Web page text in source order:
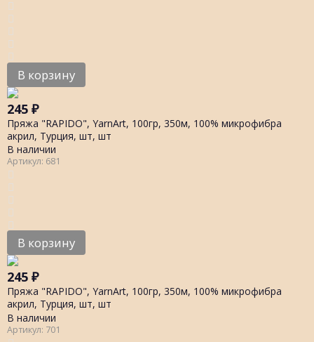
В корзину
245 ₽
Пряжа "RAPIDO", YarnArt, 100гр, 350м, 100% микрофибра
акрил, Турция, шт, шт
В наличии
Артикул: 681
В корзину
245 ₽
Пряжа "RAPIDO", YarnArt, 100гр, 350м, 100% микрофибра
акрил, Турция, шт, шт
В наличии
Артикул: 701